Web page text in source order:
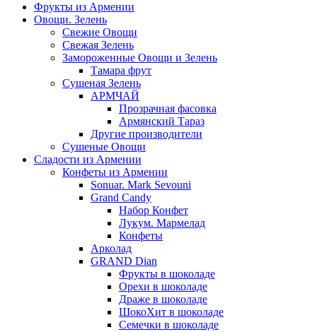
Фрукты из Армении
Овощи. Зелень
Свежие Овощи
Свежая Зелень
Замороженные Овощи и Зелень
Тамара фрут
Сушеная Зелень
АРМЧАЙ
Прозрачная фасовка
Армянский Тараз
Другие производители
Сушеные Овощи
Сладости из Армении
Конфеты из Армении
Sonuar. Mark Sevouni
Grand Candy
Набор Конфет
Лукум. Мармелад
Конфеты
Арколад
GRAND Dian
Фрукты в шоколаде
Орехи в шоколаде
Драже в шоколаде
ШокоХит в шоколаде
Семечки в шоколаде